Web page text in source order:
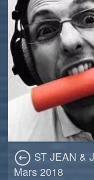
ST JEAN &
Mars 2018